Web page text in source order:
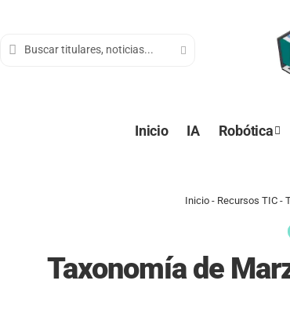
Inicio IA Robótica
Inicio- Recursos TIC-
Taxonomía de